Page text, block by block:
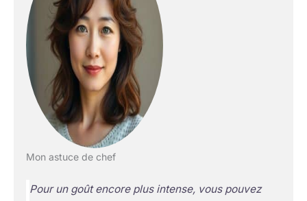
Mon astuce de chef
Pour un goût encore plus intense, vous pouvez